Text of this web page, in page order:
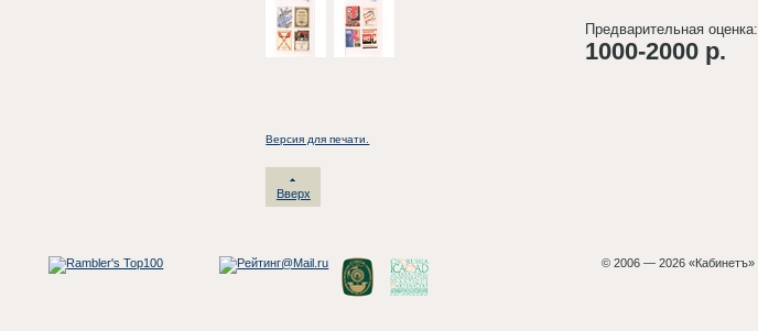
Предварительная оценка:
1000-2000 р.
Версия для печати.
Вверх
© 2006 — 2026 «Кабинетъ»